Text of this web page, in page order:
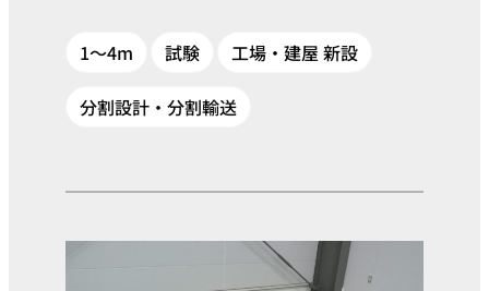
1～4m 試験 工場・建屋 新設
分割設計・分割輸送